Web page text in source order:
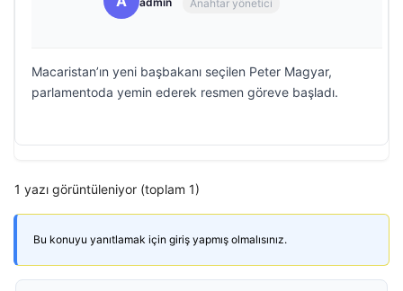
Anahtar yönetici
Macaristan’ın yeni başbakanı seçilen Peter Magyar,
parlamentoda yemin ederek resmen göreve başladı.
1 yazı görüntüleniyor (toplam 1)
Bu konuyu yanıtlamak için giriş yapmış olmalısınız.